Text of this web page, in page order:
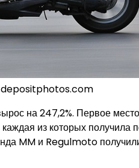
depositphotos.com
на 247,2%. Первое
из которых получила
MM и Regulmoto